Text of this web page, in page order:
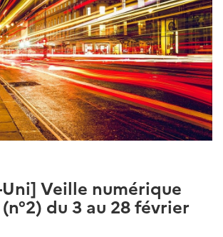
Veille numérique
du 3 au 28 février